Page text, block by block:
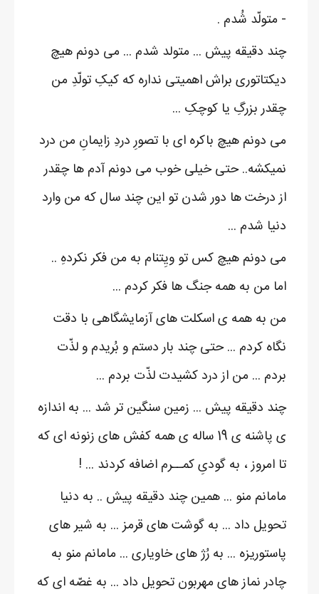
- متولّد شُدم .
چند دقیقه پیش ... متولد شدم ... می دونم هیچ
دیکتاتوری براش اهمیتی نداره که کیکِ تولّدِ من
چقدر بزرگِ یا کوچکِ ...
می دونم هیچ باکره ای با تصورِ دردِ زایمانِ من درد
نمیکشه.. حتی خیلی خوب می دونم آدم ها چقدر
از درخت ها دور شدن تو این چند سال که من وارد
دنیا شدم ...
می دونم هیچ کس تو ویِتنام به من فکر نکردهِ ..
اما من به همه جنگ ها فکر کردم ...
من به همه ی اسکلت های آزمایشگاهی با دقت
نگاه کردم ... حتی چند بار دستم و بُریدم و لذّت
بردم ... من از درد کشیدت لذّت بردم ...
چند دقیقه پیش ... زمین سنگین تر شد ... به اندازه
ی پاشنه ی 19 ساله ی همه کفش های زنونه ای که
تا امروز ، به گودیِ کمــرم اضافه کردند ... !
مامانم منو ... همین چند دقیقه پیش .. به دنیا
تحویل داد ... به گوشت های قرمز ... به شیر های
پاستوریزه ... به رُژ های خاویاری ... مامانم منو به
چادر نماز های مهربون تحویل داد ... به غصّه ای که